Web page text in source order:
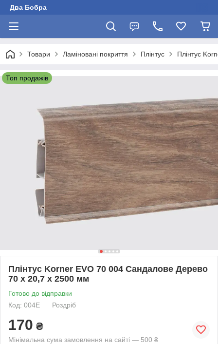
Два Бобра
Товари Ламіновані покриття Плінтус Плінтус
Топ продажів
Плінтус Korner EVO 70 004 Сандалове Дерево
70 х 20,7 х 2500 мм
Готово до відправки
Код: 004E
Роздріб
170 ₴
Мінімальна сума замовлення на сайті — 500 ₴